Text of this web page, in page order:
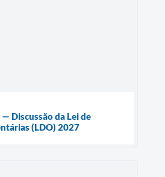
Discussão da Lei de
(LDO) 2027